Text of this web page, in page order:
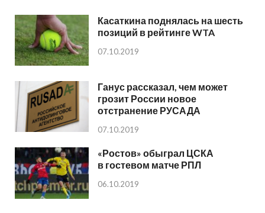
Касаткина поднялась на шесть
позиций в рейтинге WTA
07.10.2019
Ганус рассказал, чем может
грозит России новое
отстранение РУСАДА
07.10.2019
«Ростов» обыграл ЦСКА
в гостевом матче РПЛ
06.10.2019